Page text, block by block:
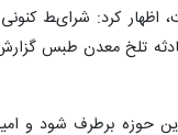
کرد: شرایط
تلخ معدن طبس
حوزه برطرف شود و